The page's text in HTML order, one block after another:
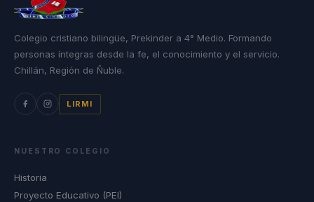
Colegio cristiano bilingüe, Prekinder a 4° Medio. Formando
personas íntegras desde la fe, el conocimiento y el servicio.
Chillán, Región de Ñuble.
LIRMI
NUESTRO COLEGIO
Historia
Proyecto Educativo (PEI)